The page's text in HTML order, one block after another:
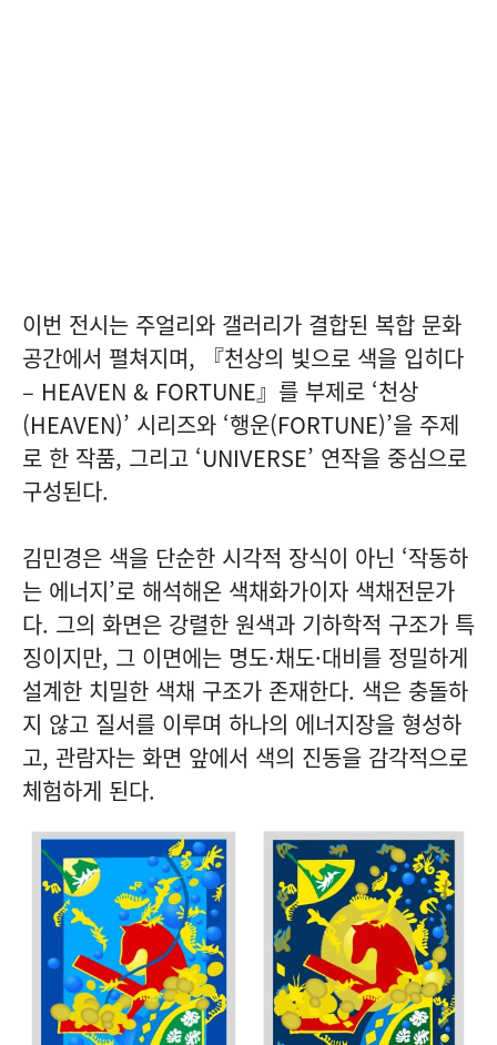
이번 전시는 주얼리와 갤러리가 결합된 복합 문화
공간에서 펼쳐지며, 『천상의 빛으로 색을 입히다
– HEAVEN & FORTUNE』를 부제로 ‘천상
(HEAVEN)’ 시리즈와 ‘행운(FORTUNE)’을 주제
로 한 작품, 그리고 ‘UNIVERSE’ 연작을 중심으로
구성된다.
김민경은 색을 단순한 시각적 장식이 아닌 ‘작동하
는 에너지’로 해석해온 색채화가이자 색채전문가
다. 그의 화면은 강렬한 원색과 기하학적 구조가 특
징이지만, 그 이면에는 명도·채도·대비를 정밀하게
설계한 치밀한 색채 구조가 존재한다. 색은 충돌하
지 않고 질서를 이루며 하나의 에너지장을 형성하
고, 관람자는 화면 앞에서 색의 진동을 감각적으로
체험하게 된다.